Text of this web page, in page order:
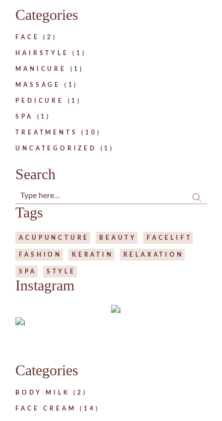
Categories
FACE (2)
HAIRSTYLE (1)
MANICURE (1)
MASSAGE (1)
PEDICURE (1)
SPA (1)
TREATMENTS (10)
UNCATEGORIZED (1)
Search
Tags
ACUPUNCTURE BEAUTY FACELIFT
FASHION KERATIN RELAXATION
SPA STYLE
Instagram
Categories
BODY MILK 2
FACE CREAM 14